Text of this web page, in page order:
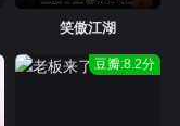
笑傲江湖
豆瓣:8.2分